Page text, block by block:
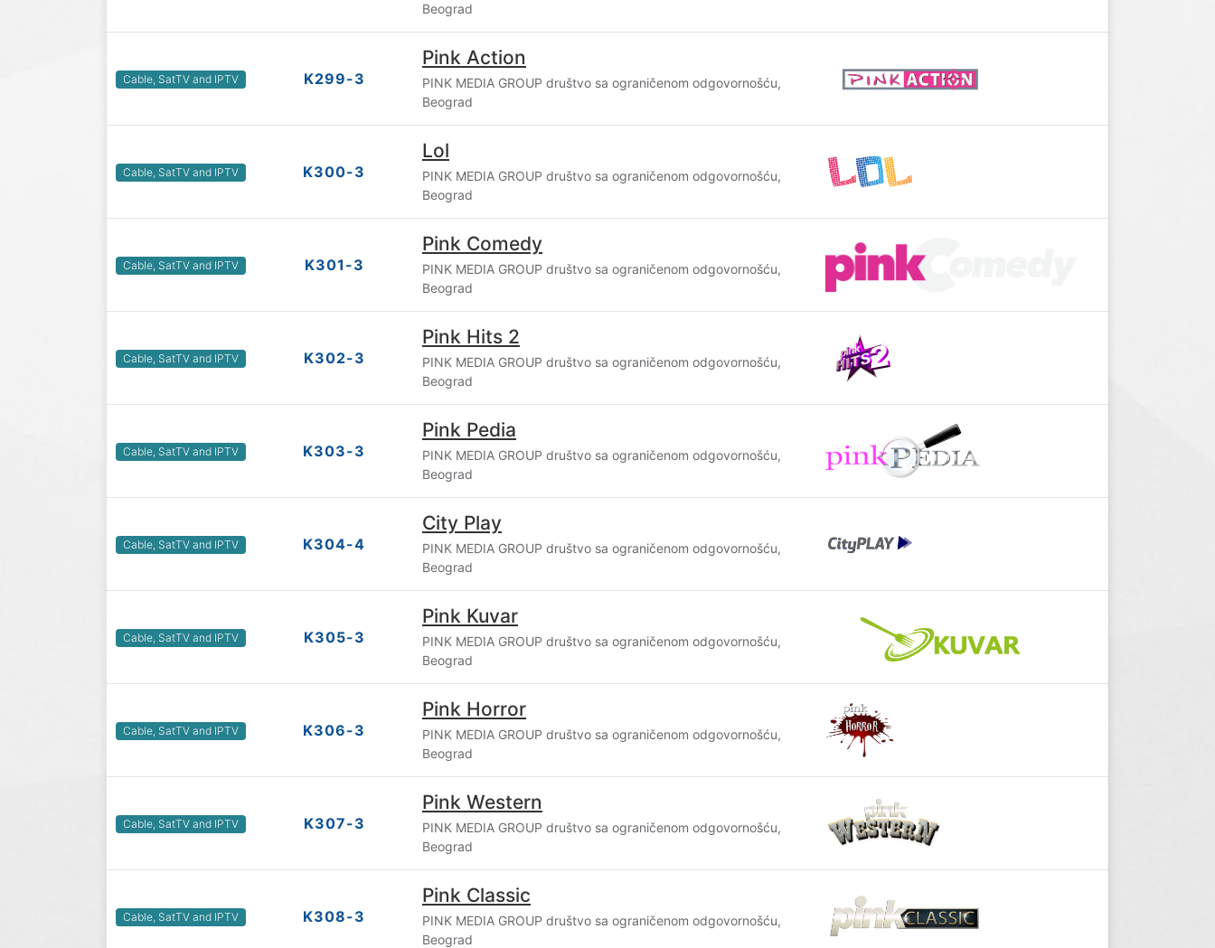
Beograd
Cable, SatTV and IPTV K299-3
Pink Action
PINK MEDIA GROUP društvo sa ograničenom odgovornošću,
Beograd
Cable, SatTV and IPTV K300-3
Lol
PINK MEDIA GROUP društvo sa ograničenom odgovornošću,
Beograd
Cable, SatTV and IPTV K301-3
Pink Comedy
PINK MEDIA GROUP društvo sa ograničenom odgovornošću,
Beograd
Cable, SatTV and IPTV K302-3
Pink Hits 2
PINK MEDIA GROUP društvo sa ograničenom odgovornošću,
Beograd
Cable, SatTV and IPTV K303-3
Pink Pedia
PINK MEDIA GROUP društvo sa ograničenom odgovornošću,
Beograd
Cable, SatTV and IPTV K304-4
City Play
PINK MEDIA GROUP društvo sa ograničenom odgovornošću,
Beograd
Cable, SatTV and IPTV K305-3
Pink Kuvar
PINK MEDIA GROUP društvo sa ograničenom odgovornošću,
Beograd
Cable, SatTV and IPTV K306-3
Pink Horror
PINK MEDIA GROUP društvo sa ograničenom odgovornošću,
Beograd
Cable, SatTV and IPTV K307-3
Pink Western
PINK MEDIA GROUP društvo sa ograničenom odgovornošću,
Beograd
Cable, SatTV and IPTV K308-3
Pink Classic
PINK MEDIA GROUP društvo sa ograničenom odgovornošću,
Beograd